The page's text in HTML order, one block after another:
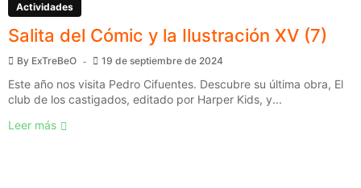
Actividades
Salita del Cómic y la Ilustración XV (7)
By ExTreBeO 19 de septiembre de 2024
Este año nos visita Pedro Cifuentes. Descubre su última obra, El
club de los castigados, editado por Harper Kids, y...
Leer más